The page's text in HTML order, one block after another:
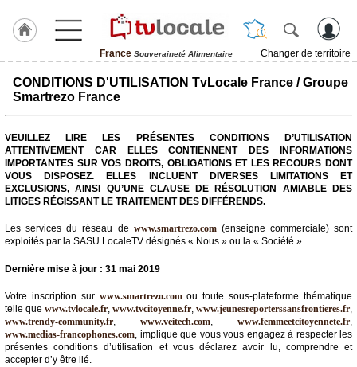
France Souveraineté Alimentaire
Changer de territoire
J'adhère
Hulcoq
TvLocale
France
Accueil
Vidéos
Médias
du
CONDITIONS D'UTILISATION TvLocale France / Groupe
Smartrezo France
VEUILLEZ LIRE LES PRÉSENTES CONDITIONS D’UTILISATION
ATTENTIVEMENT CAR ELLES CONTIENNENT DES INFORMATIONS
IMPORTANTES SUR VOS DROITS, OBLIGATIONS ET LES RECOURS DONT
VOUS DISPOSEZ. ELLES INCLUENT DIVERSES LIMITATIONS ET
EXCLUSIONS, AINSI QU’UNE CLAUSE DE RÉSOLUTION AMIABLE DES
LITIGES RÉGISSANT LE TRAITEMENT DES DIFFÉRENDS.
Les services du réseau de www.smartrezo.com(enseigne commerciale) sont
exploités par la SASU LocaleTV désignés « Nous » ou la « Société ».
Dernière mise à jour : 31 mai 2019
Votre inscription sur www.smartrezo.comou toute sous-plateforme thématique
telle que www.tvlocale.fr, www.tvcitoyenne.fr, www.jeunesreporterssansfrontieres.fr,
www.trendy-community.fr, www.veitech.com, www.femmeetcitoyennete.fr,
www.medias-francophones.com, implique que vous vous engagez à respecter les
présentes conditions d’utilisation et vous déclarez avoir lu, comprendre et
accepter d’y être lié.